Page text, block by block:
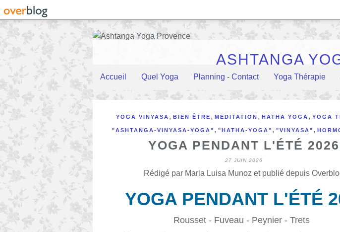
ASHTANGA
Accueil Quel Yoga Planning - Contact Yoga Thérapie
YOGA VINYASA , BIEN ÊTRE , MEDITATION , HATHA YOGA , YOGA
"ASHTANGA-VINYASA-YOGA" , "HATHA-YOGA" , "VINYASA" ,
YOGA PENDANT L'ÉTÉ 2026
27 JUIN 2026
Rédigé par Maria Luisa Munoz et publié depuis
YOGA PENDANT L'ÉTÉ
Rousset - Fuveau - Peynier - Trets